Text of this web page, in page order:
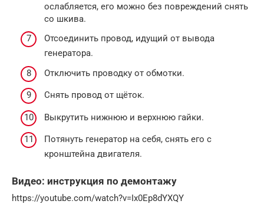
ослабляется, его можно без повреждений снять
со шкива.
Отсоединить провод, идущий от вывода
генератора.
Отключить проводку от обмотки.
Снять провод от щёток.
Выкрутить нижнюю и верхнюю гайки.
Потянуть генератор на себя, снять его с
кронштейна двигателя.
Видео: инструкция по демонтажу
https://youtube.com/watch?v=Ix0Ep8dYXQY